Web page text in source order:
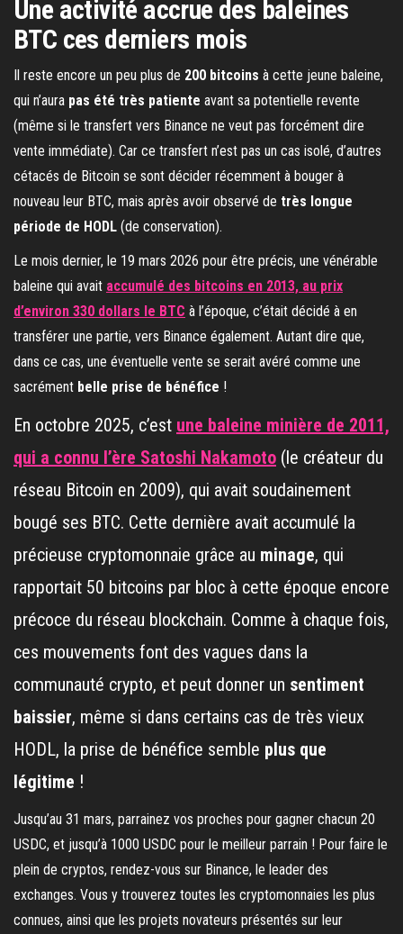
Une activité accrue des baleines
BTC ces derniers mois
Il reste encore un peu plus de 200 bitcoins à cette jeune baleine,
qui n’aura pas été très patiente avant sa potentielle revente
(même si le transfert vers Binance ne veut pas forcément dire
vente immédiate). Car ce transfert n’est pas un cas isolé, d’autres
cétacés de Bitcoin se sont décider récemment à bouger à
nouveau leur BTC, mais après avoir observé de très longue
période de HODL (de conservation).
Le mois dernier, le 19 mars 2026 pour être précis, une vénérable
baleine qui avait accumulé des bitcoins en 2013, au prix
d’environ 330 dollars le BTC à l’époque, c’était décidé à en
transférer une partie, vers Binance également. Autant dire que,
dans ce cas, une éventuelle vente se serait avéré comme une
sacrément belle prise de bénéfice !
En octobre 2025, c’est une baleine minière de 2011,
qui a connu l’ère Satoshi Nakamoto (le créateur du
réseau Bitcoin en 2009), qui avait soudainement
bougé ses BTC. Cette dernière avait accumulé la
précieuse cryptomonnaie grâce au minage, qui
rapportait 50 bitcoins par bloc à cette époque encore
précoce du réseau blockchain. Comme à chaque fois,
ces mouvements font des vagues dans la
communauté crypto, et peut donner un sentiment
baissier, même si dans certains cas de très vieux
HODL, la prise de bénéfice semble plus que
légitime !
Jusqu’au 31 mars, parrainez vos proches pour gagner chacun 20
USDC, et jusqu’à 1000 USDC pour le meilleur parrain ! Pour faire le
plein de cryptos, rendez-vous sur Binance, le leader des
exchanges. Vous y trouverez toutes les cryptomonnaies les plus
connues, ainsi que les projets novateurs présentés sur leur